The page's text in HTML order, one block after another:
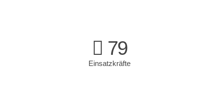
79
Einsatzkräfte